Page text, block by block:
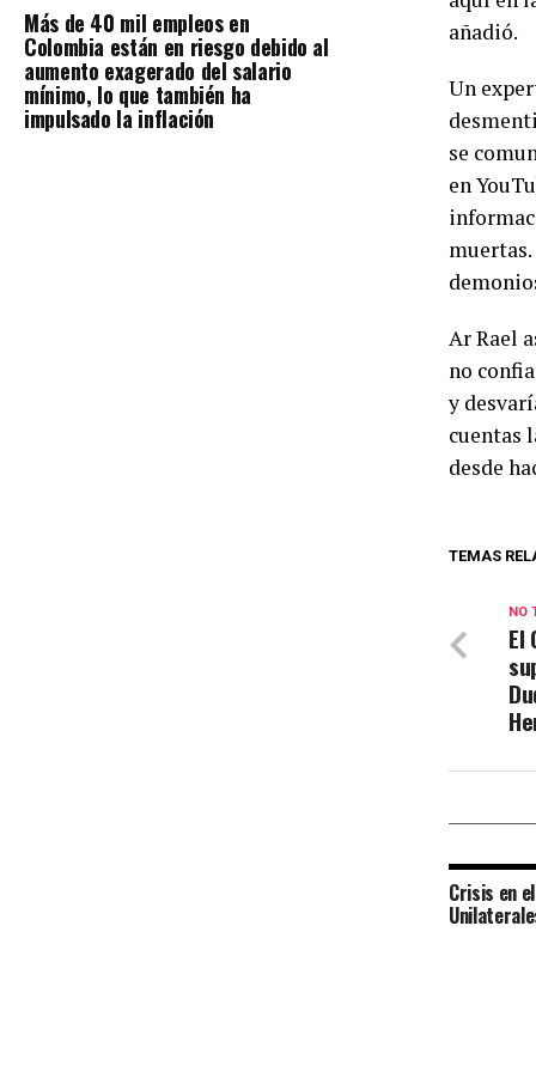
Más de 40 mil empleos en
Colombia están en riesgo debido al
aumento exagerado del salario
mínimo, lo que también ha
impulsado la inflación
añadió.
Un
se
en
Ar Rael
no
y
cuentas
desde
TEMAS
NO
El
Crisis en